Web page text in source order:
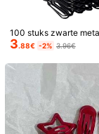
1 stuk Fee Lelie van
aarclip Prinses Lint
Gevlochten Haarsier
men Haarspeld
3.72€
100 stuks zwarte
e casual U-vormige
oor vrouwen en
olvende Franse speld
n knotten, antislip
e haartypes, geschikt
s gebruik en
f, haarspeldjes,
ofdakcessoires,
oor vrouwen,
antie, reizen, festival,
3.88€ -2% 3.96€